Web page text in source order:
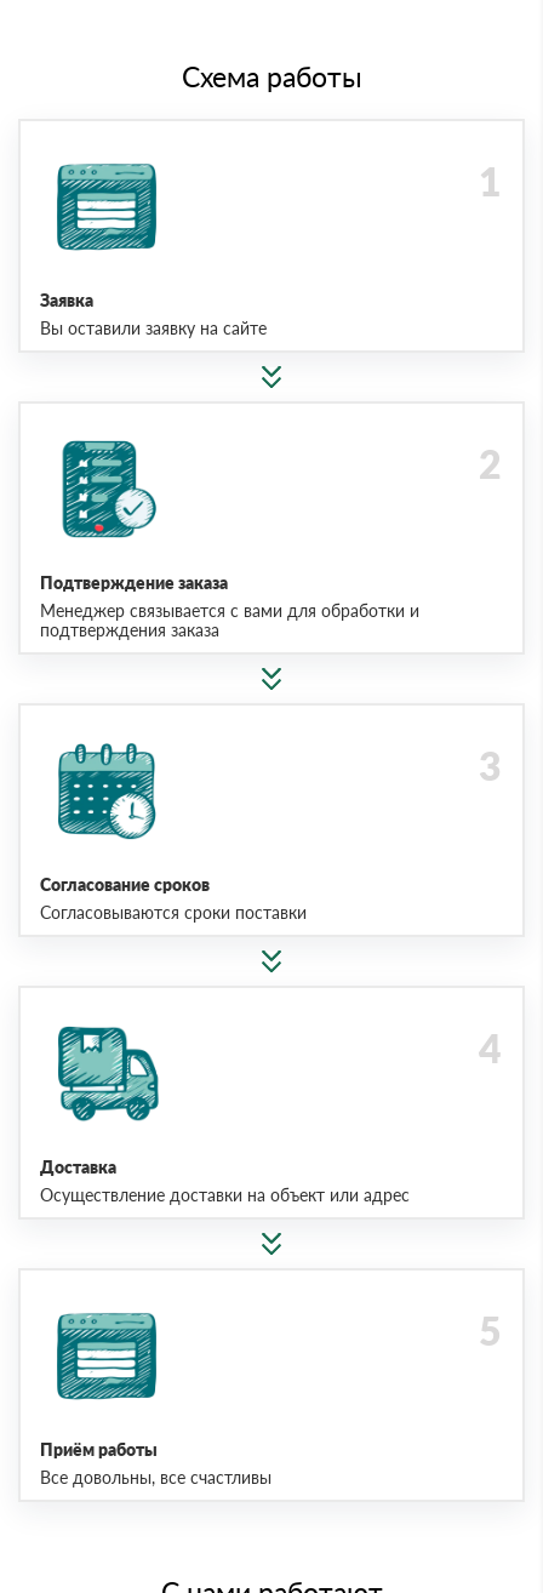
Схема работы
Заявка
Вы оставили заявку на сайте
Подтверждение заказа
Менеджер связывается с вами для обработки и
подтверждения заказа
Согласование сроков
Согласовываются сроки поставки
Доставка
Осуществление доставки на объект или адрес
Приём работы
Все довольны, все счастливы